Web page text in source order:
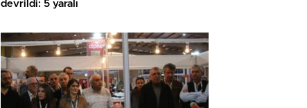
devrildi: 5 yaralı